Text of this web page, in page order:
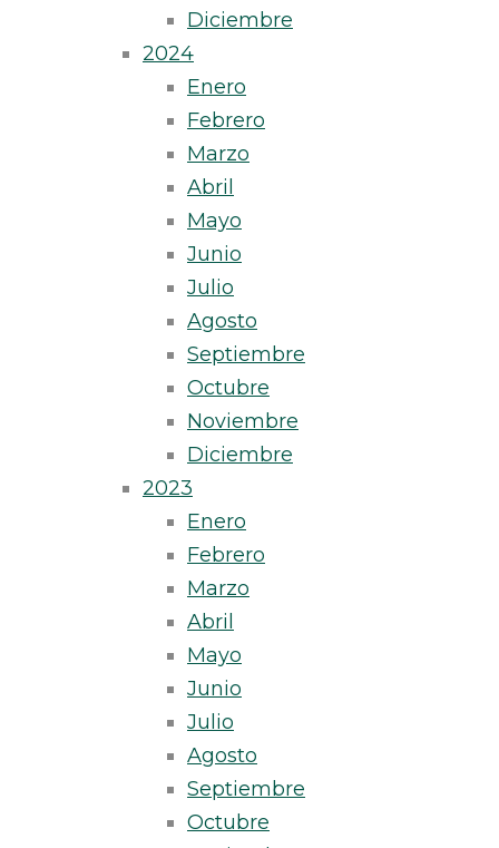
Diciembre
2024
Enero
Febrero
Marzo
Abril
Mayo
Junio
Julio
Agosto
Septiembre
Octubre
Noviembre
Diciembre
2023
Enero
Febrero
Marzo
Abril
Mayo
Junio
Julio
Agosto
Septiembre
Octubre